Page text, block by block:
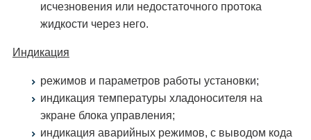
исчезновения или недостаточного протока
жидкости через него.
Индикация
режимов и параметров работы установки;
индикация температуры хладоносителя на
экране блока управления;
индикация аварийных режимов, с выводом кода